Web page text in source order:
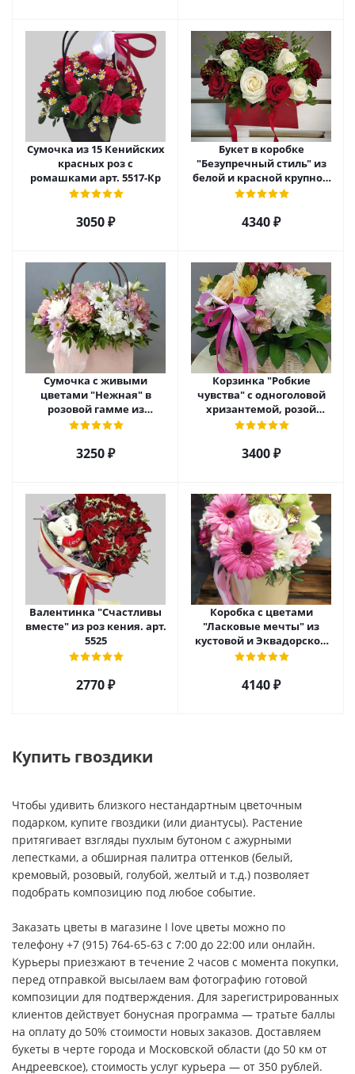
Сумочка из 15 Кенийских
красных роз с
ромашками арт. 5517-Кр
3050 ₽
Букет в коробке
"Безупречный стиль" из
белой и красной крупной
розы Эквадор. арт. 5515
4340 ₽
Сумочка с живыми
цветами "Нежная" в
розовой гамме из
кустовой хризантемы,
3250 ₽
Корзинка "Робкие
чувства" с одноголовой
хризантемой, розой
Эквадор и альстромерией
3400 ₽
Валентинка "Счастливы
вместе" из роз кения. арт.
5525
2770 ₽
Коробка с цветами
"Ласковые мечты" из
кустовой и Эквадорской
розы, орхидеи и гербер
4140 ₽
Купить гвоздики
Чтобы удивить близкого нестандартным цветочным
подарком, купите гвоздики (или диантусы). Растение
притягивает взгляды пухлым бутоном с ажурными
лепестками, а обширная палитра оттенков (белый,
кремовый, розовый, голубой, желтый и т.д.) позволяет
подобрать композицию под любое событие.
Заказать цветы в магазине I love цветы можно по
телефону +7 (915) 764-65-63 с 7:00 до 22:00 или онлайн.
Курьеры приезжают в течение 2 часов с момента покупки,
перед отправкой высылаем вам фотографию готовой
композиции для подтверждения. Для зарегистрированных
клиентов действует бонусная программа — тратьте баллы
на оплату до 50% стоимости новых заказов. Доставляем
букеты в черте города и Московской области (до 50 км от
Андреевское), стоимость услуг курьера — от 350 рублей.